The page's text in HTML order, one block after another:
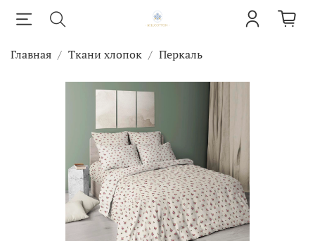
Главная Ткани хлопок Перкаль